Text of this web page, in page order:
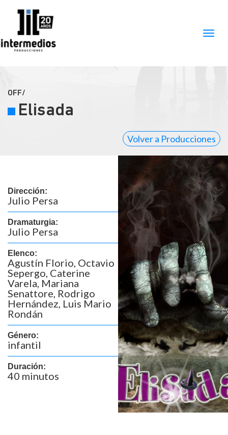
OFF/
Elisada
Volver a Producciones
Dirección:
Julio Persa
Dramaturgia:
Julio Persa
Elenco:
Agustín Florio, Octavio
Sepergo, Caterine
Varela, Mariana
Senattore, Rodrigo
Hernández, Luis Mario
Rondán
Género:
infantil
Duración:
40 minutos